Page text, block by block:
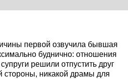
первой озвучила бывшая
буднично: отношения
решили отпустить друг
стороны, никакой драмы для